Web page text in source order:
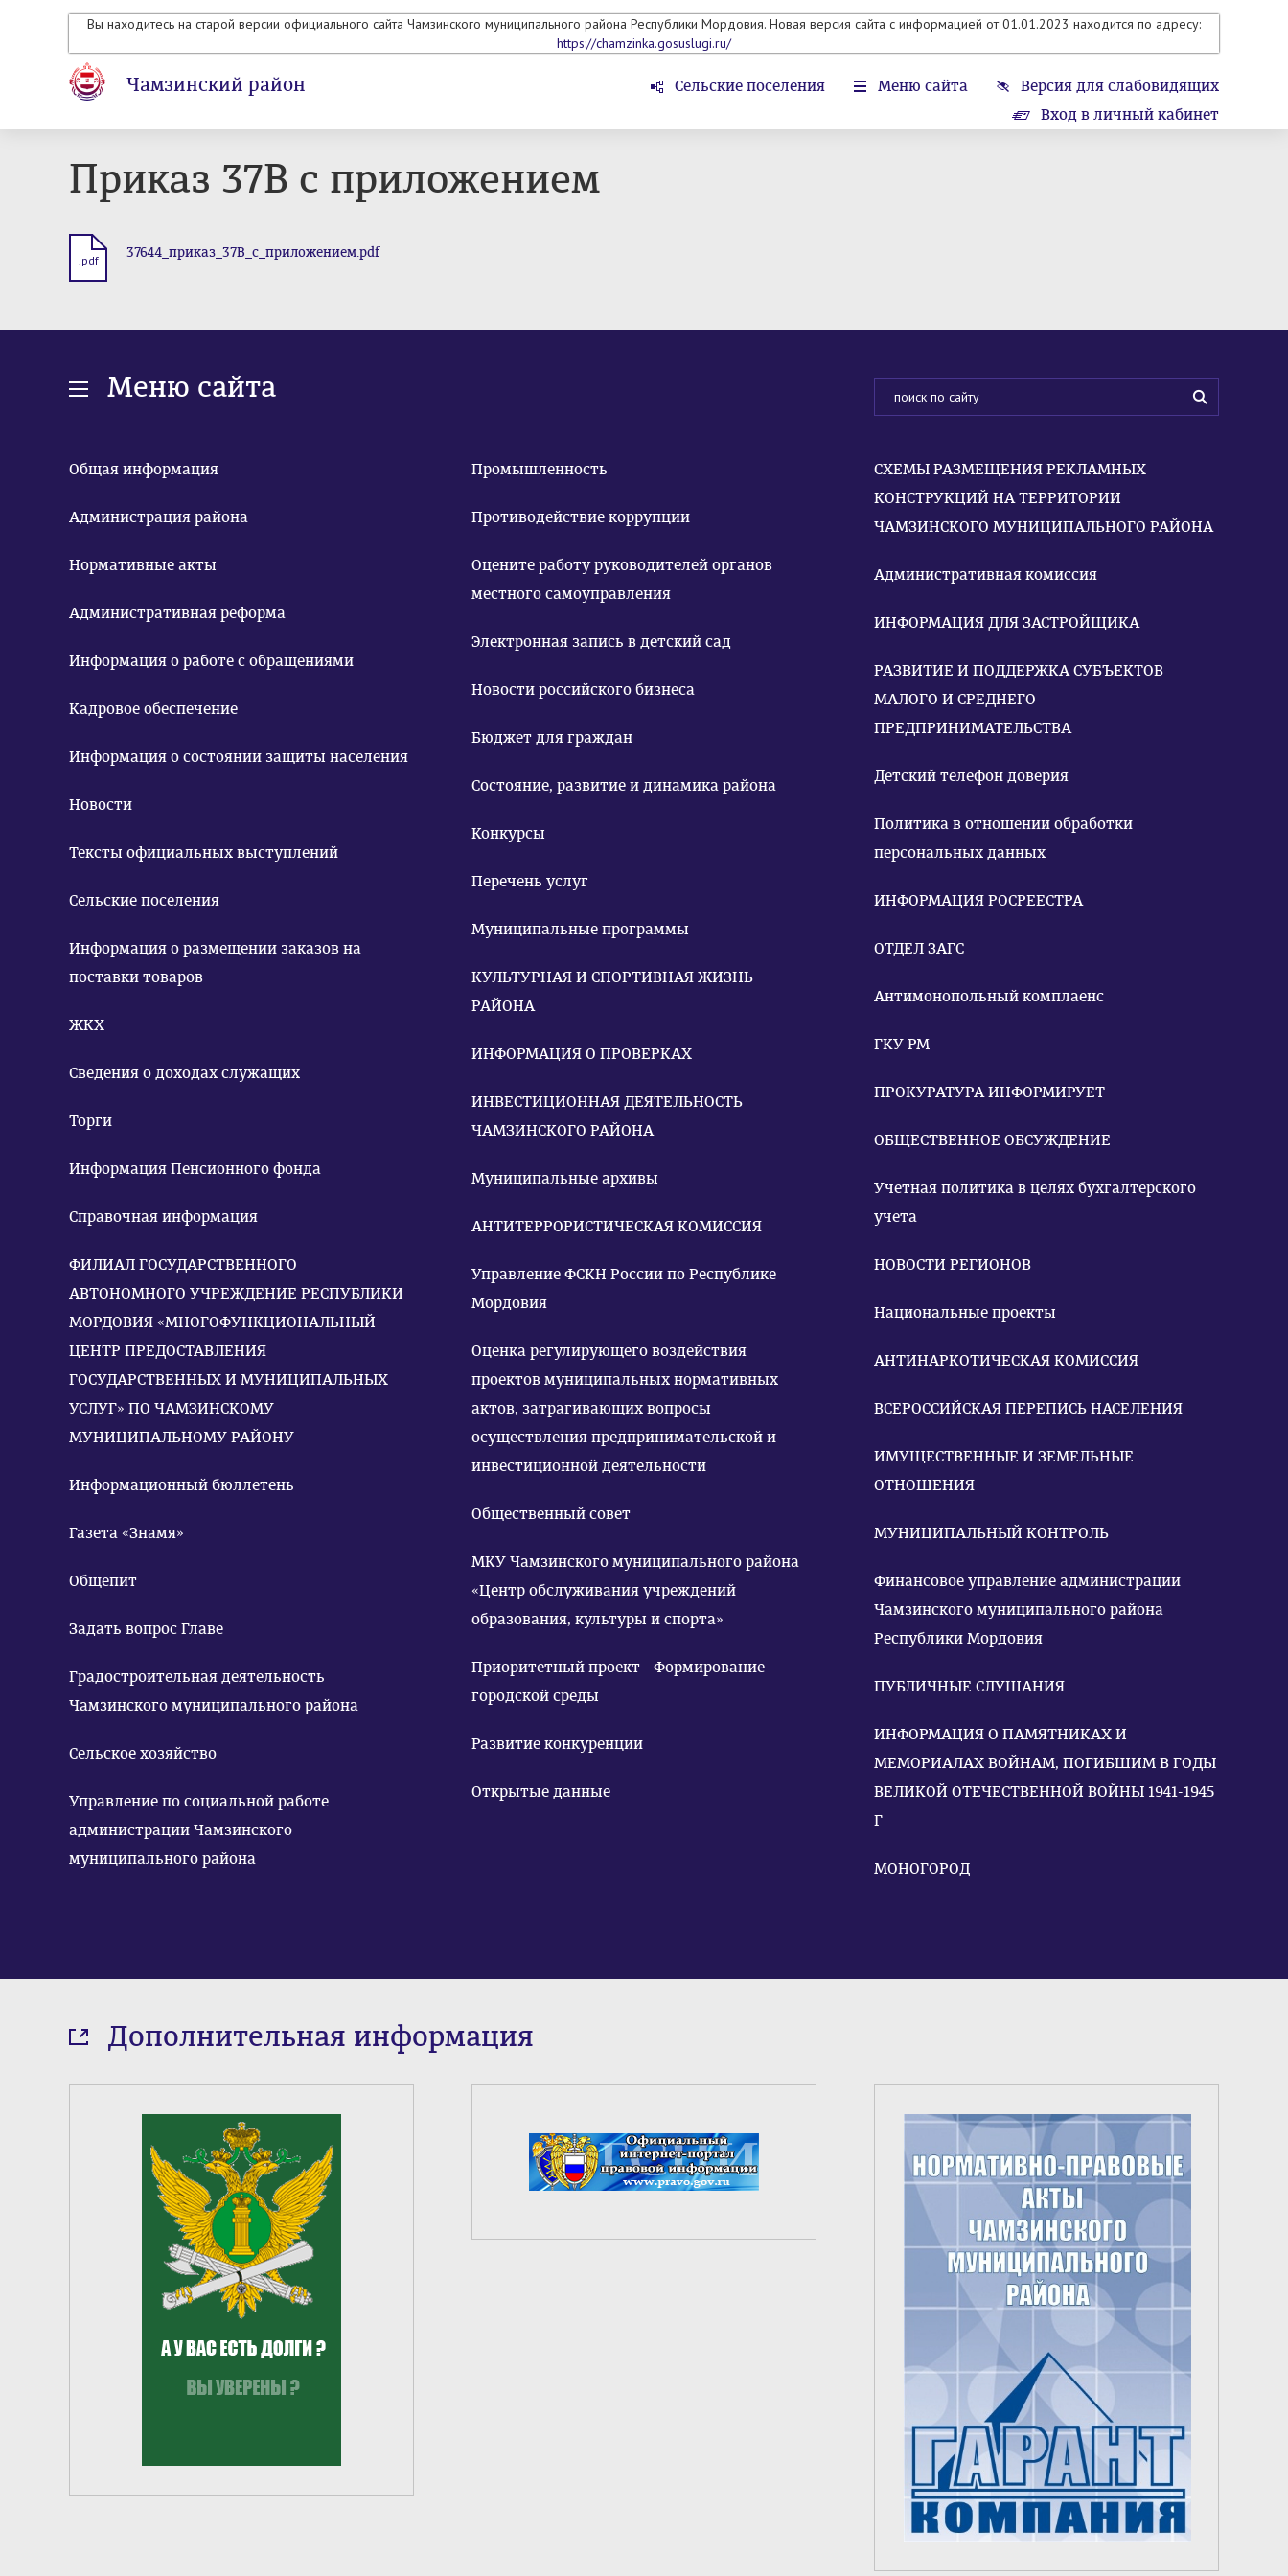
Вы находитесь на старой версии официального сайта Чамзинского муниципального района Республики Мордовия. Новая версия сайта с информацией от 01.01.2023 находится по адресу:
https://chamzinka.gosuslugi.ru/
Чамзинский район Сельские поселения Меню сайта
Версия для слабовидящих
Вход в личный кабинет
Приказ 37В с приложением
.pdf 37644_приказ_37В_с_приложением.pdf
Меню сайта
Общая информация
Администрация района
Нормативные акты
Административная реформа
Информация о работе с обращениями
Кадровое обеспечение
Информация о состоянии защиты населения
Новости
Тексты официальных выступлений
Сельские поселения
Информация о размещении заказов на
поставки товаров
ЖКХ
Сведения о доходах служащих
Торги
Информация Пенсионного фонда
Справочная информация
ФИЛИАЛ ГОСУДАРСТВЕННОГО
АВТОНОМНОГО УЧРЕЖДЕНИЕ РЕСПУБЛИКИ
МОРДОВИЯ «МНОГОФУНКЦИОНАЛЬНЫЙ
ЦЕНТР ПРЕДОСТАВЛЕНИЯ
ГОСУДАРСТВЕННЫХ И МУНИЦИПАЛЬНЫХ
УСЛУГ» ПО ЧАМЗИНСКОМУ
МУНИЦИПАЛЬНОМУ РАЙОНУ
Информационный бюллетень
Газета «Знамя»
Общепит
Задать вопрос Главе
Градостроительная деятельность
Чамзинского муниципального района
Сельское хозяйство
Управление по социальной работе
администрации Чамзинского
муниципального района
Промышленность
Противодействие коррупции
Оцените работу руководителей органов
местного самоуправления
Электронная запись в детский сад
Новости российского бизнеса
Бюджет для граждан
Состояние, развитие и динамика района
Конкурсы
Перечень услуг
Муниципальные программы
КУЛЬТУРНАЯ И СПОРТИВНАЯ ЖИЗНЬ
РАЙОНА
ИНФОРМАЦИЯ О ПРОВЕРКАХ
ИНВЕСТИЦИОННАЯ ДЕЯТЕЛЬНОСТЬ
ЧАМЗИНСКОГО РАЙОНА
Муниципальные архивы
АНТИТЕРРОРИСТИЧЕСКАЯ КОМИССИЯ
Управление ФСКН России по Республике
Мордовия
Оценка регулирующего воздействия
проектов муниципальных нормативных
актов, затрагивающих вопросы
осуществления предпринимательской и
инвестиционной деятельности
Общественный совет
МКУ Чамзинского муниципального района
«Центр обслуживания учреждений
образования, культуры и спорта»
Приоритетный проект - Формирование
городской среды
Развитие конкуренции
Открытые данные
СХЕМЫ РАЗМЕЩЕНИЯ РЕКЛАМНЫХ
КОНСТРУКЦИЙ НА ТЕРРИТОРИИ
ЧАМЗИНСКОГО МУНИЦИПАЛЬНОГО РАЙОНА
Административная комиссия
ИНФОРМАЦИЯ ДЛЯ ЗАСТРОЙЩИКА
РАЗВИТИЕ И ПОДДЕРЖКА СУБЪЕКТОВ
МАЛОГО И СРЕДНЕГО
ПРЕДПРИНИМАТЕЛЬСТВА
Детский телефон доверия
Политика в отношении обработки
персональных данных
ИНФОРМАЦИЯ РОСРЕЕСТРА
ОТДЕЛ ЗАГС
Антимонопольный комплаенс
ГКУ РМ
ПРОКУРАТУРА ИНФОРМИРУЕТ
ОБЩЕСТВЕННОЕ ОБСУЖДЕНИЕ
Учетная политика в целях бухгалтерского
учета
НОВОСТИ РЕГИОНОВ
Национальные проекты
АНТИНАРКОТИЧЕСКАЯ КОМИССИЯ
ВСЕРОССИЙСКАЯ ПЕРЕПИСЬ НАСЕЛЕНИЯ
ИМУЩЕСТВЕННЫЕ И ЗЕМЕЛЬНЫЕ
ОТНОШЕНИЯ
МУНИЦИПАЛЬНЫЙ КОНТРОЛЬ
Финансовое управление администрации
Чамзинского муниципального района
Республики Мордовия
ПУБЛИЧНЫЕ СЛУШАНИЯ
ИНФОРМАЦИЯ О ПАМЯТНИКАХ И
МЕМОРИАЛАХ ВОЙНАМ, ПОГИБШИМ В ГОДЫ
ВЕЛИКОЙ ОТЕЧЕСТВЕННОЙ ВОЙНЫ 1941-1945
Г
МОНОГОРОД
Дополнительная информация